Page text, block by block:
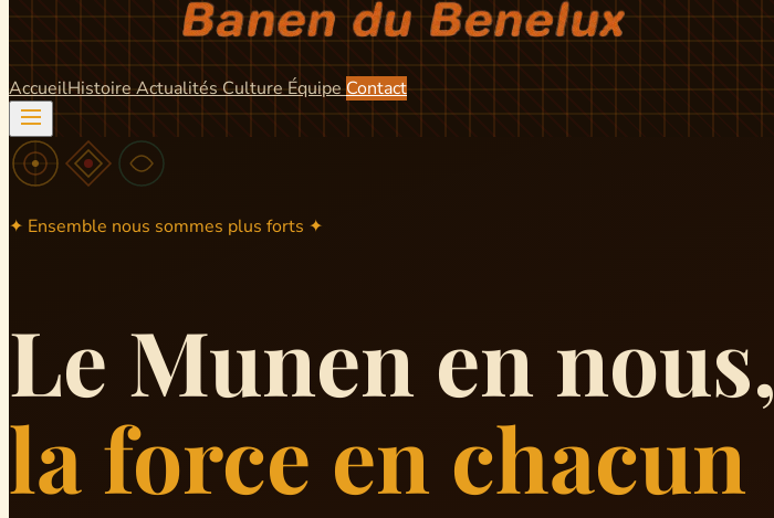
AccueilHistoire ActualitésCulture Équipe Contact
✦ Ensemble nous sommes plus forts ✦
Le Munen en nous,
la force en chacun